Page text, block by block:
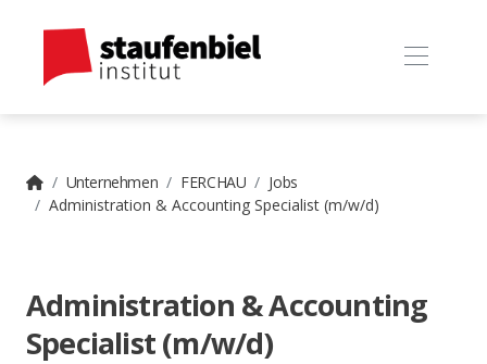
Unternehmen FERCHAU
Jobs
Administration & Accounting Specialist (m/w/d)
Administration & Accounting
Specialist (m/w/d)